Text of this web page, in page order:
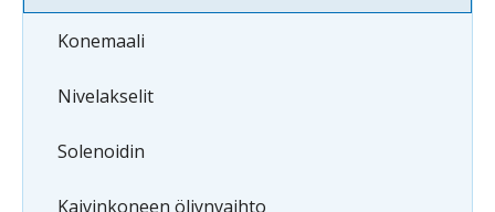
Konemaali
Nivelakselit
Solenoidin
Kaivinkoneen öljynvaihto